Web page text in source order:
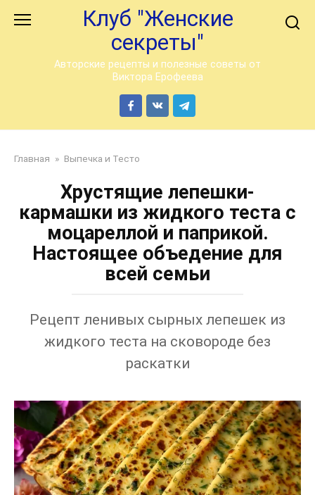
Клуб "Женские
секреты"
Авторские рецепты и полезные советы от
Виктора Ерофеева
Главная » Выпечка и Тесто
Хрустящие лепешки-
кармашки из жидкого теста с
моцареллой и паприкой.
Настоящее объедение для
всей семьи
Рецепт ленивых сырных лепешек из
жидкого теста на сковороде без
раскатки